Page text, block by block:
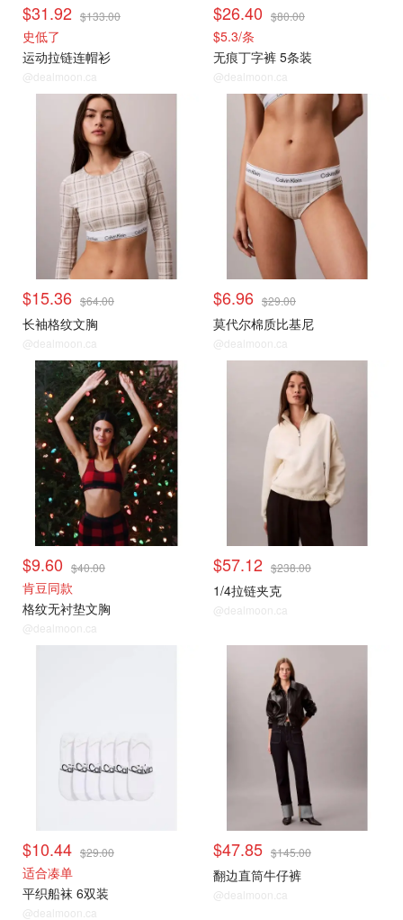
$31.92 $133.00
史低了
运动拉链连帽衫
@dealmoon.ca
$26.40 $80.00
$5.3/条
无痕丁字裤 5条装
@dealmoon.ca
$15.36 $64.00
长袖格纹文胸
@dealmoon.ca
$6.96 $29.00
莫代尔棉质比基尼
@dealmoon.ca
$9.60 $40.00
肯豆同款
格纹无衬垫文胸
@dealmoon.ca
$57.12 $238.00
1/4拉链夹克
@dealmoon.ca
$10.44 $29.00
适合凑单
平织船袜 6双装
@dealmoon.ca
$47.85 $145.00
翻边直筒牛仔裤
@dealmoon.ca